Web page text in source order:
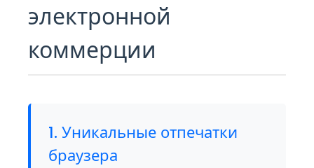
электронной
коммерции
1. Уникальные отпечатки
браузера